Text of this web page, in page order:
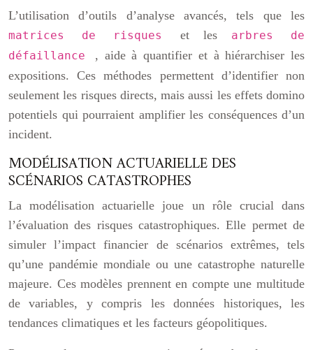
L’utilisation d’outils d’analyse avancés, tels que les
matrices de risques et les arbres de
défaillance , aide à quantifier et à hiérarchiser les
expositions. Ces méthodes permettent d’identifier non
seulement les risques directs, mais aussi les effets domino
potentiels qui pourraient amplifier les conséquences d’un
incident.
MODÉLISATION ACTUARIELLE DES
SCÉNARIOS CATASTROPHES
La modélisation actuarielle joue un rôle crucial dans
l’évaluation des risques catastrophiques. Elle permet de
simuler l’impact financier de scénarios extrêmes, tels
qu’une pandémie mondiale ou une catastrophe naturelle
majeure. Ces modèles prennent en compte une multitude
de variables, y compris les données historiques, les
tendances climatiques et les facteurs géopolitiques.